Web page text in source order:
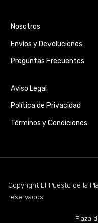
Nosotros
Envíos y Devoluciones
Preguntas Frecuentes
Aviso Legal
Política de Privacidad
Términos y Condiciones
Copyright El Puesto de la
reservados
Plaza